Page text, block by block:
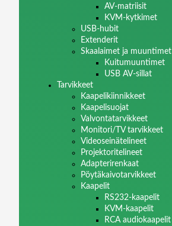
AV-matriisit
KVM-kytkimet
USB-hubit
Extenderit
Skaalaimet ja muuntimet
Kuitumuuntimet
USB AV-sillat
Tarvikkeet
Kaapelikiinnikkeet
Kaapelisuojat
Valvontatarvikkeet
Monitori/TV tarvikkeet
Videoseinätelineet
Projektoritelineet
Adapterirenkaat
Pöytäkaivotarvikkeet
Kaapelit
RS232-kaapelit
KVM-kaapelit
RCA audiokaapelit